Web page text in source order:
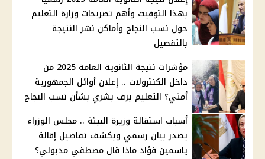
بهذا التوقيت وأهم تصريحات وزارة التعليم
حول نسب النجاح وأماكن نشر النتيجة
بالتفصيل
مؤشرات نتيجة الثانوية العامة 2025 من
داخل الكنترولات .. إعلان أوائل الجمهورية
أمتي؟ التعليم يزف بشري بشأن نسب النجاح
أسباب استقالة وزيرة البيئة .. مجلس الوزراء
يصدر بيان رسمي ويكشف تفاصيل إقالة
ياسمين فؤاد ماذا قال مصطفي مدبولي؟